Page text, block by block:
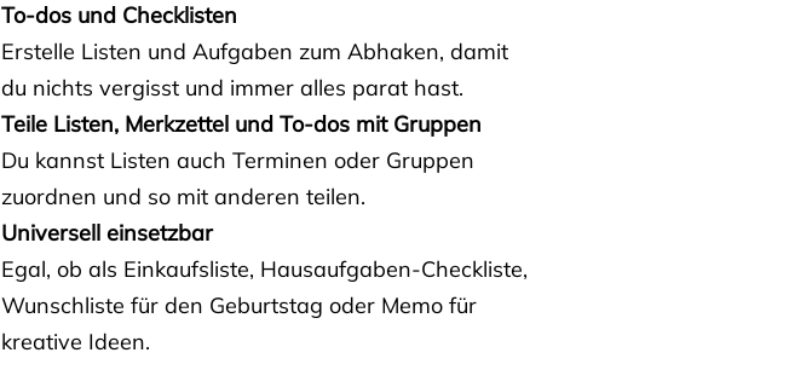
To-dos und Checklisten
Erstelle Listen und Aufgaben zum Abhaken, damit
du nichts vergisst und immer alles parat hast.
Teile Listen, Merkzettel und To-dos mit Gruppen
Du kannst Listen auch Terminen oder Gruppen
zuordnen und so mit anderen teilen.
Universell einsetzbar
Egal, ob als Einkaufsliste, Hausaufgaben-Checkliste,
Wunschliste für den Geburtstag oder Memo für
kreative Ideen.